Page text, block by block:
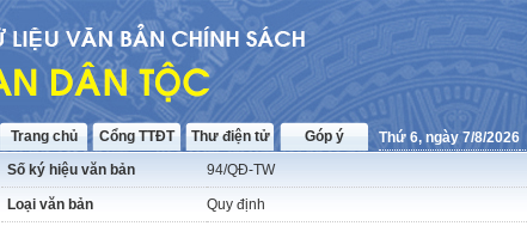
Trang chủ Cổng TTĐT Thư điện tử Góp ý Thứ 6, ngày 7/8/2026
Số ký hiệu văn bản 94/QĐ-TW
Loại văn bản Quy định